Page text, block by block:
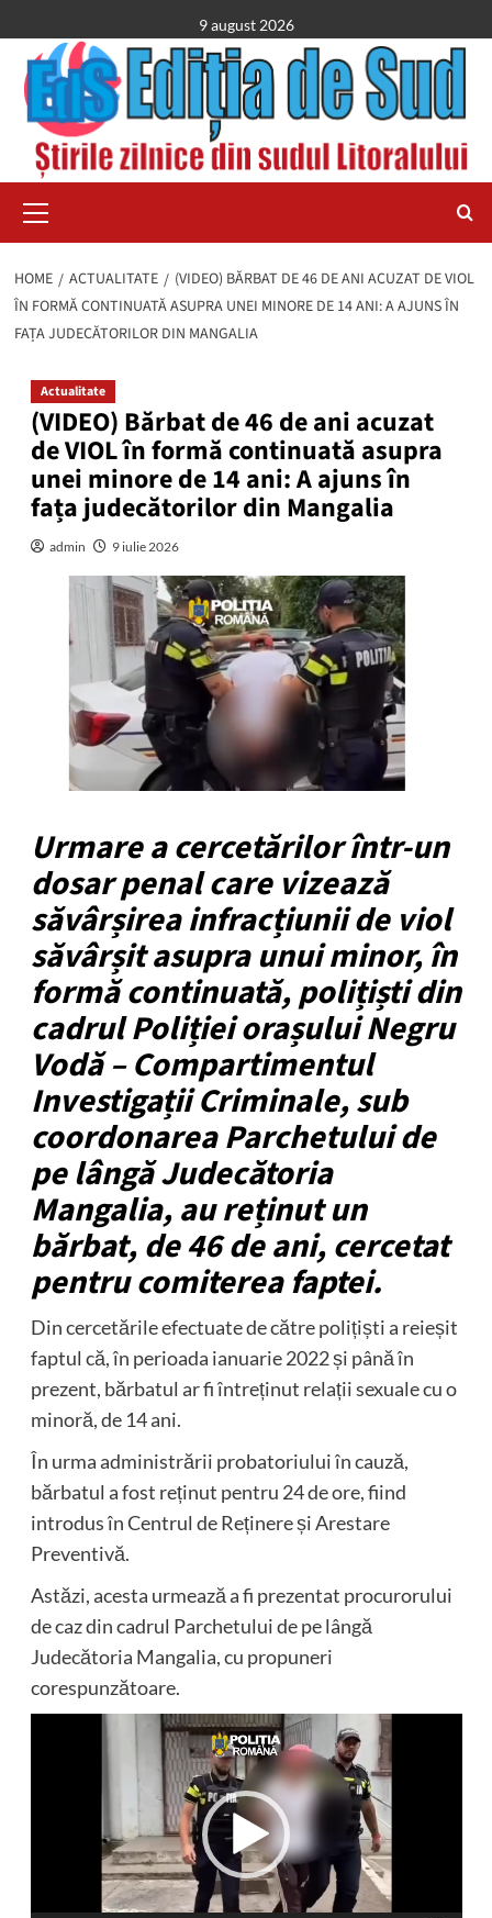
to
content
9 august 2026
Menu
HOME ACTUALITATE
(VIDEO) BĂRBAT DE 46 DE ANI ACUZAT DE VIOL
ÎN FORMĂ CONTINUATĂ ASUPRA UNEI MINORE DE 14 ANI: A AJUNS ÎN
FAȚA JUDECĂTORILOR DIN MANGALIA
Actualitate
(VIDEO) Bărbat de 46 de ani acuzat
de VIOL în formă continuată asupra
unei minore de 14 ani: A ajuns în
fața judecătorilor din Mangalia
admin 9 iulie 2026
Urmare a cercetărilor într-un
dosar penal care vizează
săvârșirea infracțiunii de viol
săvârșit asupra unui minor, în
formă continuată, polițiști din
cadrul Poliției orașului Negru
Vodă – Compartimentul
Investigații Criminale, sub
coordonarea Parchetului de
pe lângă Judecătoria
Mangalia, au reținut un
bărbat, de 46 de ani, cercetat
pentru comiterea faptei.
Din cercetările efectuate de către polițiști a reieșit
faptul că, în perioada ianuarie 2022 și până în
prezent, bărbatul ar fi întreținut relații sexuale cu o
minoră, de 14 ani.
În urma administrării probatoriului în cauză,
bărbatul a fost reținut pentru 24 de ore, fiind
introdus în Centrul de Reținere și Arestare
Preventivă.
Astăzi, acesta urmează a fi prezentat procurorului
de caz din cadrul Parchetului de pe lângă
Judecătoria Mangalia, cu propuneri
corespunzătoare.